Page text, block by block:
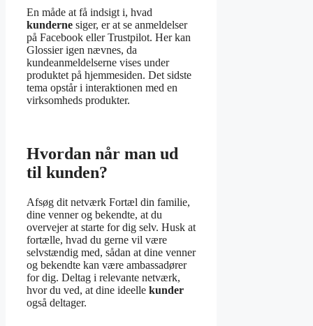
En måde at få indsigt i, hvad
kunderne siger, er at se anmeldelser
på Facebook eller Trustpilot. Her kan
Glossier igen nævnes, da
kundeanmeldelserne vises under
produktet på hjemmesiden. Det sidste
tema opstår i interaktionen med en
virksomheds produkter.
Hvordan når man ud
til kunden?
Afsøg dit netværk Fortæl din familie,
dine venner og bekendte, at du
overvejer at starte for dig selv. Husk at
fortælle, hvad du gerne vil være
selvstændig med, sådan at dine venner
og bekendte kan være ambassadører
for dig. Deltag i relevante netværk,
hvor du ved, at dine ideelle kunder
også deltager.